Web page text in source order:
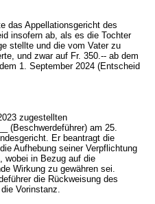
das Appellationsgericht des
insofern ab, als es die Tochter
stellte und die vom Vater zu
und zwar auf Fr. 350.-- ab dem
1. September 2024 (Entscheid
zugestellten
(Beschwerdeführer) am 25.
Er beantragt die
Aufhebung seiner Verpflichtung
wobei in Bezug auf die
Wirkung zu gewähren sei.
die Rückweisung des
Vorinstanz.